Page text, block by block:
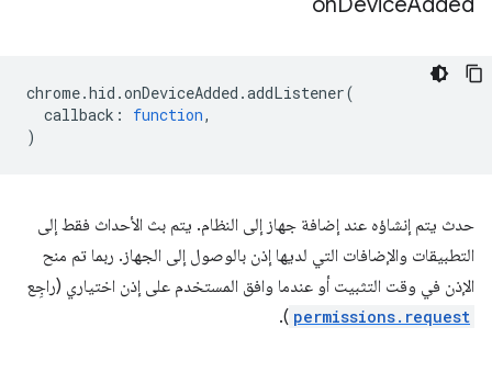
chrome.hid .onDeviceAdded .addListener(
callback : function,
)
حدث يتم إنشاؤه عند إضافة جهاز إلى النظام. يتم بث الأحداث فقط إلى
التطبيقات والإضافات التي لديها إذن بالوصول إلى الجهاز. ربما تم منح
الإذن في وقت التثبيت أو عندما وافق المستخدم على إذن اختياري (راجِع
permissions.request
).